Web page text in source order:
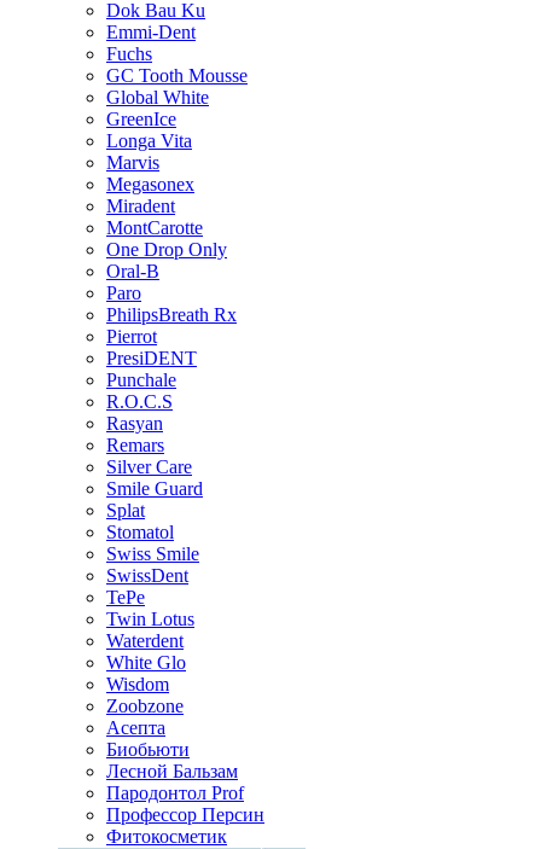
Dok Bau Ku
Emmi-Dent
Fuchs
GC Tooth Mousse
Global White
GreenIce
Longa Vita
Marvis
Megasonex
Miradent
MontCarotte
One Drop Only
Oral-B
Paro
PhilipsBreath Rx
Pierrot
PresiDENT
Punchale
R.O.C.S
Rasyan
Remars
Silver Care
Smile Guard
Splat
Stomatol
Swiss Smile
SwissDent
TePe
Twin Lotus
Waterdent
White Glo
Wisdom
Zoobzone
Асепта
Биобьюти
Лесной Бальзам
Пародонтол Prof
Профессор Персин
Фитокосметик